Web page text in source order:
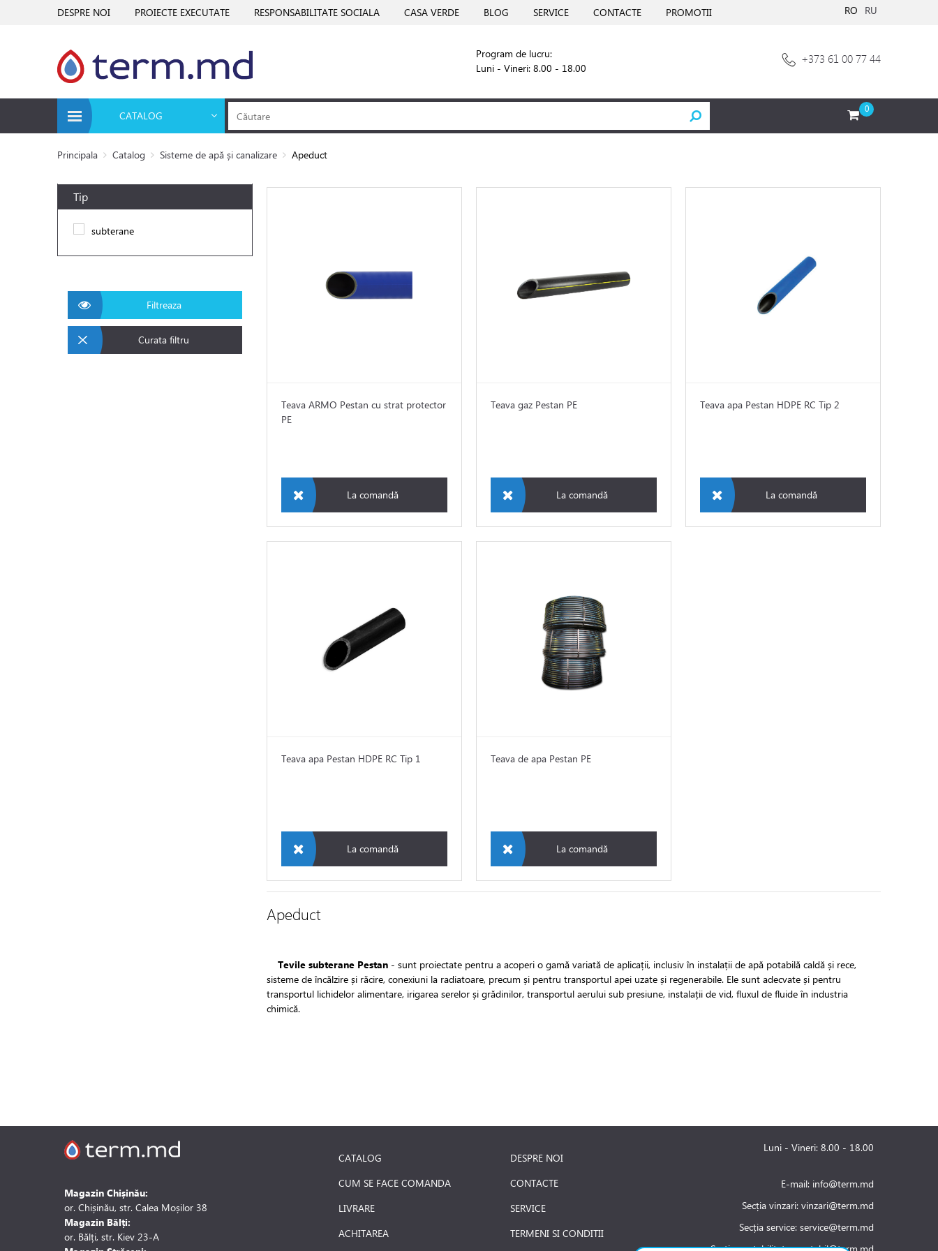
DESPRE NOI PROIECTE EXECUTATE RESPONSABILITATE SOCIALA CASA VERDE BLOG SERVICE CONTACTE PROMOTII RO RU
Program de lucru:
Luni - Vineri: 8.00 - 18.00
+373 61 00 77 44
CATALOG
0
Principala Catalog Sisteme de apă și canalizare Apeduct
Tip
subterane
Filtreaza
Curata filtru
Teava ARMO Pestan cu strat protector
PE
La comandă
Teava gaz Pestan PE
La comandă
Teava apa Pestan HDPE RC Tip 2
La comandă
Teava apa Pestan HDPE RC Tip 1
La comandă
Teava de apa Pestan PE
La comandă
Apeduct
Tevile subterane Pestan - sunt proiectate pentru a acoperi o gamă variată de aplicații, inclusiv în instalații de apă potabilă caldă și rece,
sisteme de încălzire și răcire, conexiuni la radiatoare, precum și pentru transportul apei uzate și regenerabile. Ele sunt adecvate și pentru
transportul lichidelor alimentare, irigarea serelor și grădinilor, transportul aerului sub presiune, instalații de vid, fluxul de fluide în industria
chimică.
Magazin Chișinău:
or. Chișinău, str. Calea Moșilor 38
Magazin Bălți:
or. Bălți, str. Kiev 23-A
CATALOG
CUM SE FACE COMANDA
LIVRARE
ACHITAREA
DESPRE NOI
CONTACTE
SERVICE
TERMENI SI CONDITII
Luni - Vineri: 8.00 - 18.00
E-mail: info@term.md
Secția vinzari: vinzari@term.md
Secția service: service@term.md